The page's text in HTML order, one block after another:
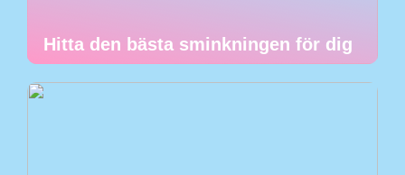
Hitta den bästa sminkningen för dig